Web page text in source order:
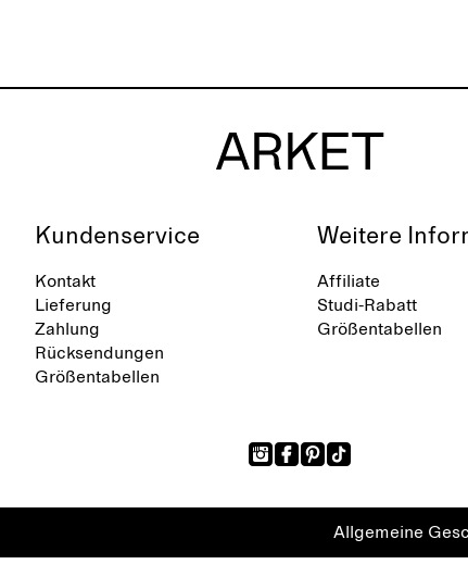
Kundenservice
Kontakt
Lieferung
Zahlung
Rücksendungen
Größentabellen
Weitere
Affiliate
Studi-Rabatt
Größentabellen
Allgemeine